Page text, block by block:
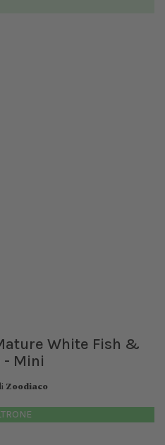
White Fish &
- Mini
Zoodiaco